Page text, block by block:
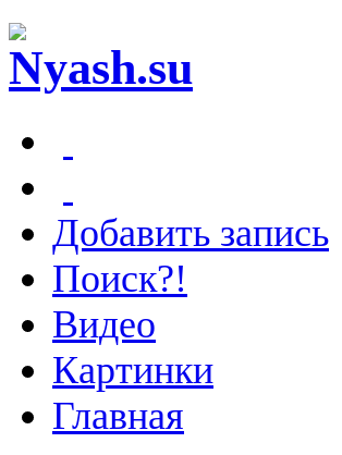
Добавить запись
Поиск?!
Видео
Картинки
Главная